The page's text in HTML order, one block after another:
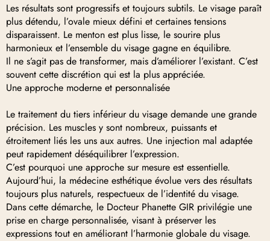
Les résultats sont progressifs et toujours subtils. Le visage paraît
plus détendu, l’ovale mieux défini et certaines tensions
disparaissent. Le menton est plus lisse, le sourire plus
harmonieux et l’ensemble du visage gagne en équilibre.
Il ne s’agit pas de transformer, mais d’améliorer l’existant. C’est
souvent cette discrétion qui est la plus appréciée.
Une approche moderne et personnalisée
Le traitement du tiers inférieur du visage demande une grande
précision. Les muscles y sont nombreux, puissants et
étroitement liés les uns aux autres. Une injection mal adaptée
peut rapidement déséquilibrer l’expression.
C’est pourquoi une approche sur mesure est essentielle.
Aujourd’hui, la médecine esthétique évolue vers des résultats
toujours plus naturels, respectueux de l’identité du visage.
Dans cette démarche, le Docteur Phanette GIR privilégie une
prise en charge personnalisée, visant à préserver les
expressions tout en améliorant l’harmonie globale du visage.